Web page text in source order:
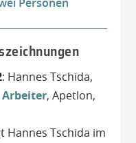
: Hannes Tschida,
Arbeiter, Apetlon,
Hannes Tschida im